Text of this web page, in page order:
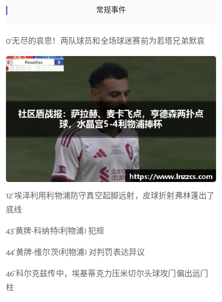
常规事件
0’无尽的哀思！两队球员和全场球迷赛前为若塔兄弟默哀
12’埃泽利用利物浦防守真空起脚远射，皮球折射弗林蓬出了
底线
43’黄牌-科纳特(利物浦) 犯规
44’黄牌-维尔茨(利物浦) 对判罚表达异议
46’科尔克兹传中，埃基蒂克力压米切尔头球攻门偏出远门
柱